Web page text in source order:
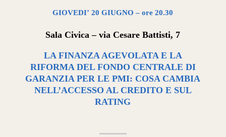
GIOVEDI’ 20 GIUGNO – ore 20.30
Sala Civica – via Cesare Battisti, 7
LA FINANZA AGEVOLATA E LA
RIFORMA DEL FONDO CENTRALE DI
GARANZIA PER LE PMI: COSA CAMBIA
NELL’ACCESSO AL CREDITO E SUL
RATING